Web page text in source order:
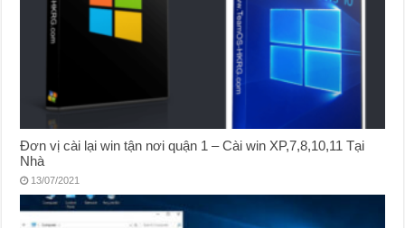
Đơn vị cài lại win tận nơi quận 1 – Cài win XP,7,8,10,11 Tại
Nhà
13/07/2021